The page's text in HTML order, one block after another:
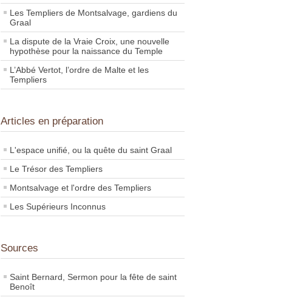
Les Templiers de Montsalvage, gardiens du
Graal
La dispute de la Vraie Croix, une nouvelle
hypothèse pour la naissance du Temple
L’Abbé Vertot, l’ordre de Malte et les
Templiers
Articles en préparation
L'espace unifié, ou la quête du saint Graal
Le Trésor des Templiers
Montsalvage et l'ordre des Templiers
Les Supérieurs Inconnus
Sources
Saint Bernard, Sermon pour la fête de saint
Benoît